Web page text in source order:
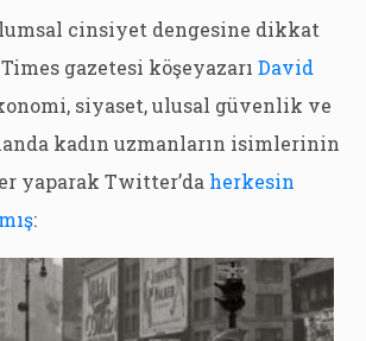
cinsiyet dengesine dikkat
gazetesi köşeyazarı David
siyaset, ulusal güvenlik ve
kadın uzmanların isimlerinin
yaparak Twitter’da herkesin
: